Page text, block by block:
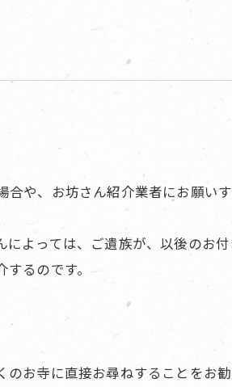
や、お坊さん紹介業者にお願いす
よっては、ご遺族が、以後のお
るのです。
お寺に直接お尋ねすることをお